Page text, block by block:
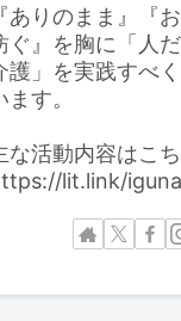
『ありのまま』『
ぐ』を胸に「人
護」を実践すべ
ます。
な活動内容はこ
lit.link/